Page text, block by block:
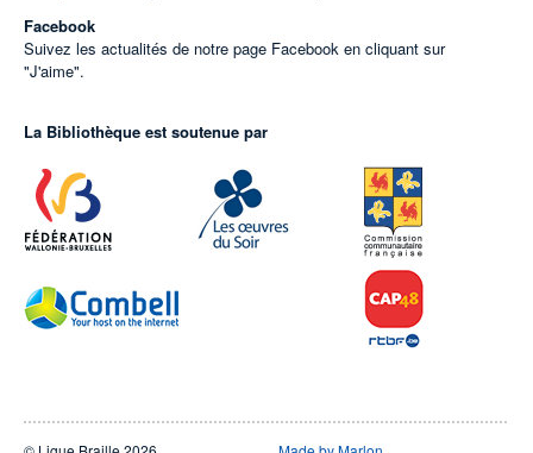
Facebook
Suivez les actualités de notre page Facebook en cliquant sur
"J'aime".
La Bibliothèque est soutenue par